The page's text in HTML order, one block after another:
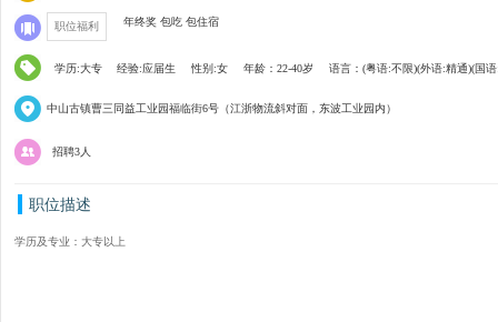
职位福利 年终奖 包吃 包住宿
学历:大专 经验:应届生 性别:女 年龄：22-40岁 语言：(粤语:不限)(外语:精通)(国
中山古镇曹三同益工业园福临街6号（江浙物流斜对面，东波工业园内）
招聘3人
职位描述
学历及专业：大专以上